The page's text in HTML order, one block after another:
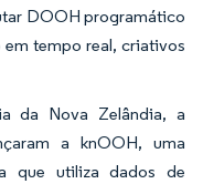
DOOH programático
tempo real, criativos
da Nova Zelândia, a
a knOOH, uma
que utiliza dados de